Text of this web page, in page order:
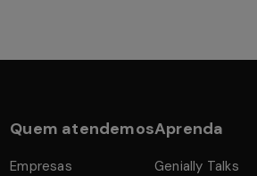
Quem atendemos
Empresas
Aprenda
Genially Talks